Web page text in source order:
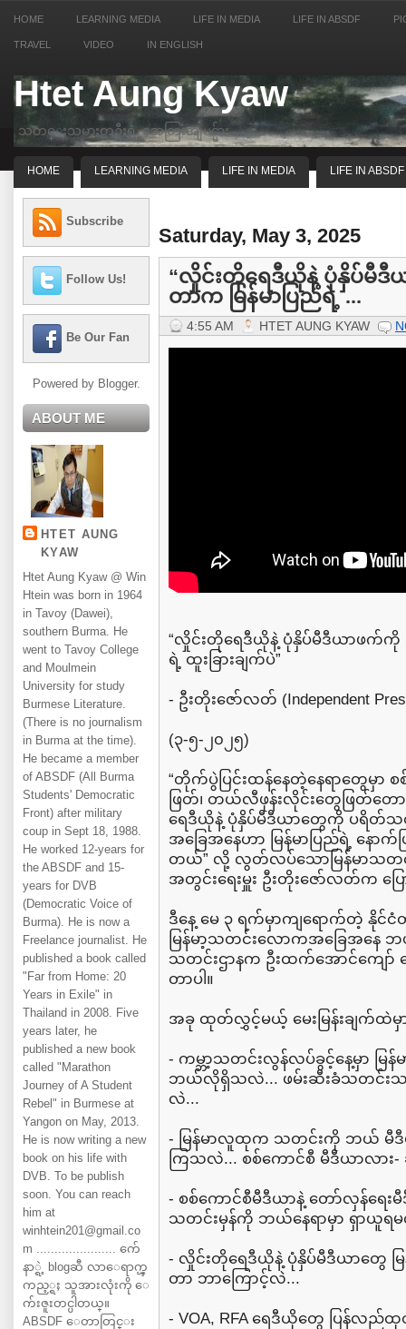
HOME LEARNING MEDIA LIFE IN MEDIA LIFE IN ABSDF
TRAVEL VIDEO IN ENGLISH
Htet Aung Kyaw
သတင္းသမားတဦးရဲ့ အေတြးအျမင္မ်ား
HOME LEARNING MEDIA LIFE IN MEDIA LIFE IN ABSDF
Subscribe
Follow Us!
Be Our Fan
Powered by Blogger.
ABOUT ME
HTET AUNG
KYAW
Htet Aung Kyaw @ Win
Htein was born in 1964
in Tavoy (Dawei),
southern Burma. He
went to Tavoy College
and Moulmein
University for study
Burmese Literature.
(There is no journalism
in Burma at the time).
He became a member
of ABSDF (All Burma
Students' Democratic
Front) after military
coup in Sept 18, 1988.
He worked 12-years for
the ABSDF and 15-
years for DVB
(Democratic Voice of
Burma). He is now a
Freelance journalist. He
published a book called
"Far from Home: 20
Years in Exile" in
Thailand in 2008. Five
years later, he
published a new book
called "Marathon
Journey of A Student
Rebel" in Burmese at
Yangon on May, 2013.
He is now writing a new
book on his life with
DVB. To be publish
soon. You can reach
him at
winhtein201@gmail.co
m ...................... က်ေ
နာ္ရဲ့ blogဆီ လာေရာက္ၾ
ကည့္ရႈ သူအားလုံးကို ေ
က်းဇူးတင္ပါတယ္။
ABSDF ေတာတြင္း
Saturday, May 3, 2025
“လှိုင်းတိုရေဒီယိုနဲ့ ပုံနှိပ်မီဒီ
တာက မြန်မာပြည်ရဲ့ ...
4:55 AM HTET AUNG KYAW
“လှိုင်းတိုရေဒီယိုနဲ့ ပုံနှိပ်မီဒီယာဖက်ကို ပ
ရဲ့ ထူးခြားချက်ပဲ”
- ဦးတိုးဇော်လတ် (Independent
(၃-၅-၂၀၂၅)
“တိုက်ပွဲပြင်းထန်နေတဲ့နေရာတွေမှ
ဖြတ်၊ တယ်လီဖုန်းလိုင်းတွေဖြတ်
ရေဒီယိုနဲ့ ပုံနှိပ်မီဒီယာတွေကို ပရိတ်သ
အခြေအနေဟာ မြန်မာပြည်ရဲ့ နောက်
တယ်” လို့ လွတ်လပ်သောမြန်မာသတင်
အတွင်းရေးမှူး ဦးတိုးဇော်လတ်က ပြ
ဒီနေ့ မေ ၃ ရက်မှာကျရောက်တဲ့ နို
မြန်မာ့သတင်းလောကအခြေအနေ
သတင်းဌာနက ဦးထက်အောင်ကျော် မ
တာပါ။
အခု ထုတ်လွှင့်မယ့် မေးမြန်းချက်ထဲမှ
- ကမ္ဘာ့သတင်းလွန်လပ်ခွင့်နေ့မှာ မြ
ဘယ်လိုရှိသလဲ... ဖမ်းဆီးခံသတင်းသ
လဲ...
- မြန်မာလူထုက သတင်းကို ဘယ် မီ
ကြသလဲ... စစ်ကောင်စီ မီဒီယာလား
- စစ်ကောင်စီမီဒီယာနဲ့ တော်လှန်ရေး
သတင်းမှန်ကို ဘယ်နေရာမှာ ရှာယူရ
- လှိုင်းတိုရေဒီယိုနဲ့ ပုံနှိပ်မီဒီယာတွေ မြန်
တာ ဘာကြောင့်လဲ...
- VOA, RFA ရေဒီယိုတွေ ပြန်လ